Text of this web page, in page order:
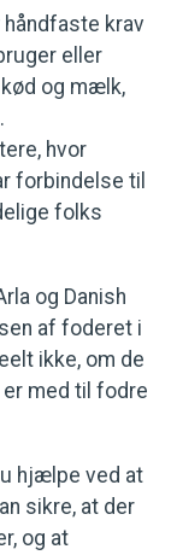
krav
eller
og mælk,
hvor
forbindelse til
folks
og Danish
af foderet i
ikke, om de
er med til fodre
hjælpe ved at
sikre, at der
og at